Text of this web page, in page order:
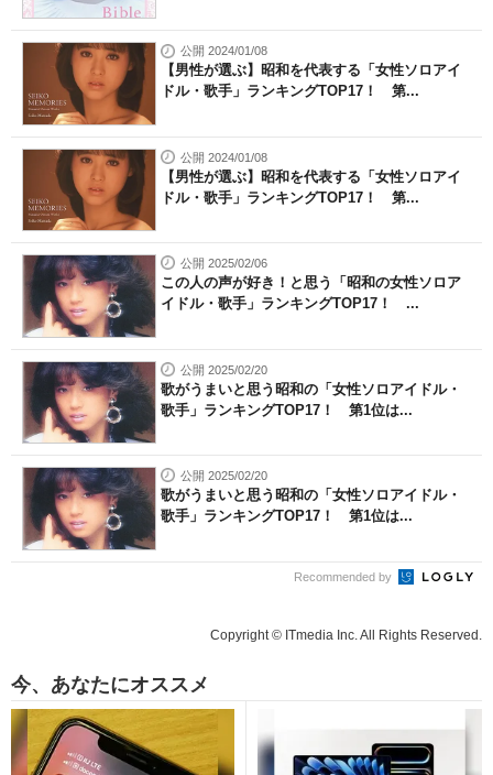
公開 2024/01/08
【男性が選ぶ】昭和を代表する「女性ソロアイ
ドル・歌手」ランキングTOP17！ 第...
公開 2024/01/08
【男性が選ぶ】昭和を代表する「女性ソロアイ
ドル・歌手」ランキングTOP17！ 第...
公開 2025/02/06
この人の声が好き！と思う「昭和の女性ソロア
イドル・歌手」ランキングTOP17！ ...
公開 2025/02/20
歌がうまいと思う昭和の「女性ソロアイドル・
歌手」ランキングTOP17！ 第1位は...
公開 2025/02/20
歌がうまいと思う昭和の「女性ソロアイドル・
歌手」ランキングTOP17！ 第1位は...
Recommended by
Copyright © ITmedia Inc. All Rights Reserved.
今、あなたにオススメ